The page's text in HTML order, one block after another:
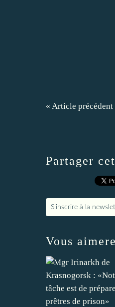
« Article précédent
Partager
S'inscrire à la
Vous